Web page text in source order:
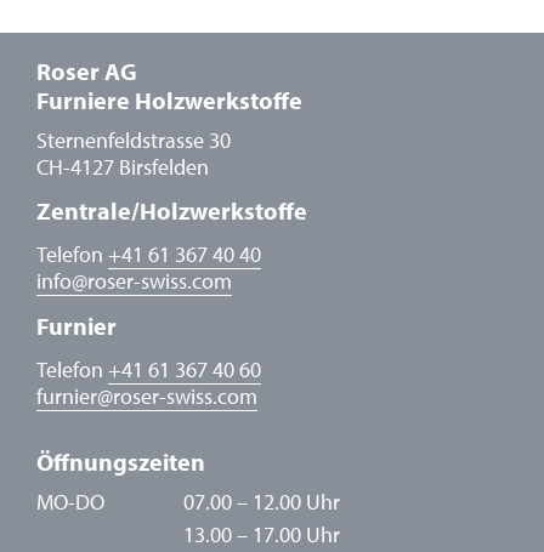
Roser AG
Furniere Holzwerkstoffe
Sternenfeldstrasse 30
CH-4127 Birsfelden
Zentrale/Holzwerkstoffe
Telefon +41 61 367 40 40
info@roser-swiss.com
Furnier
Telefon +41 61 367 40 60
furnier@roser-swiss.com
Öffnungszeiten
MO-DO
07.00 – 12.00 Uhr
13.00 – 17.00 Uhr